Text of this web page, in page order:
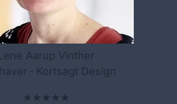
Aarup Vinther
· Kortsagt Design
★★★★★